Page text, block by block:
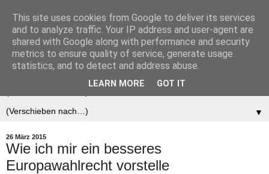
Der (europäische)
Föderalist
▼
26 März 2015
Wie ich mir ein besseres
Europawahlrecht vorstelle
This site uses cookies from Google to deliver its services
and to analyze traffic. Your IP address and user-agent are
shared with Google along with performance and security
metrics to ensure quality of service, generate usage
statistics, and to detect and address abuse.
LEARN MORE GOT IT